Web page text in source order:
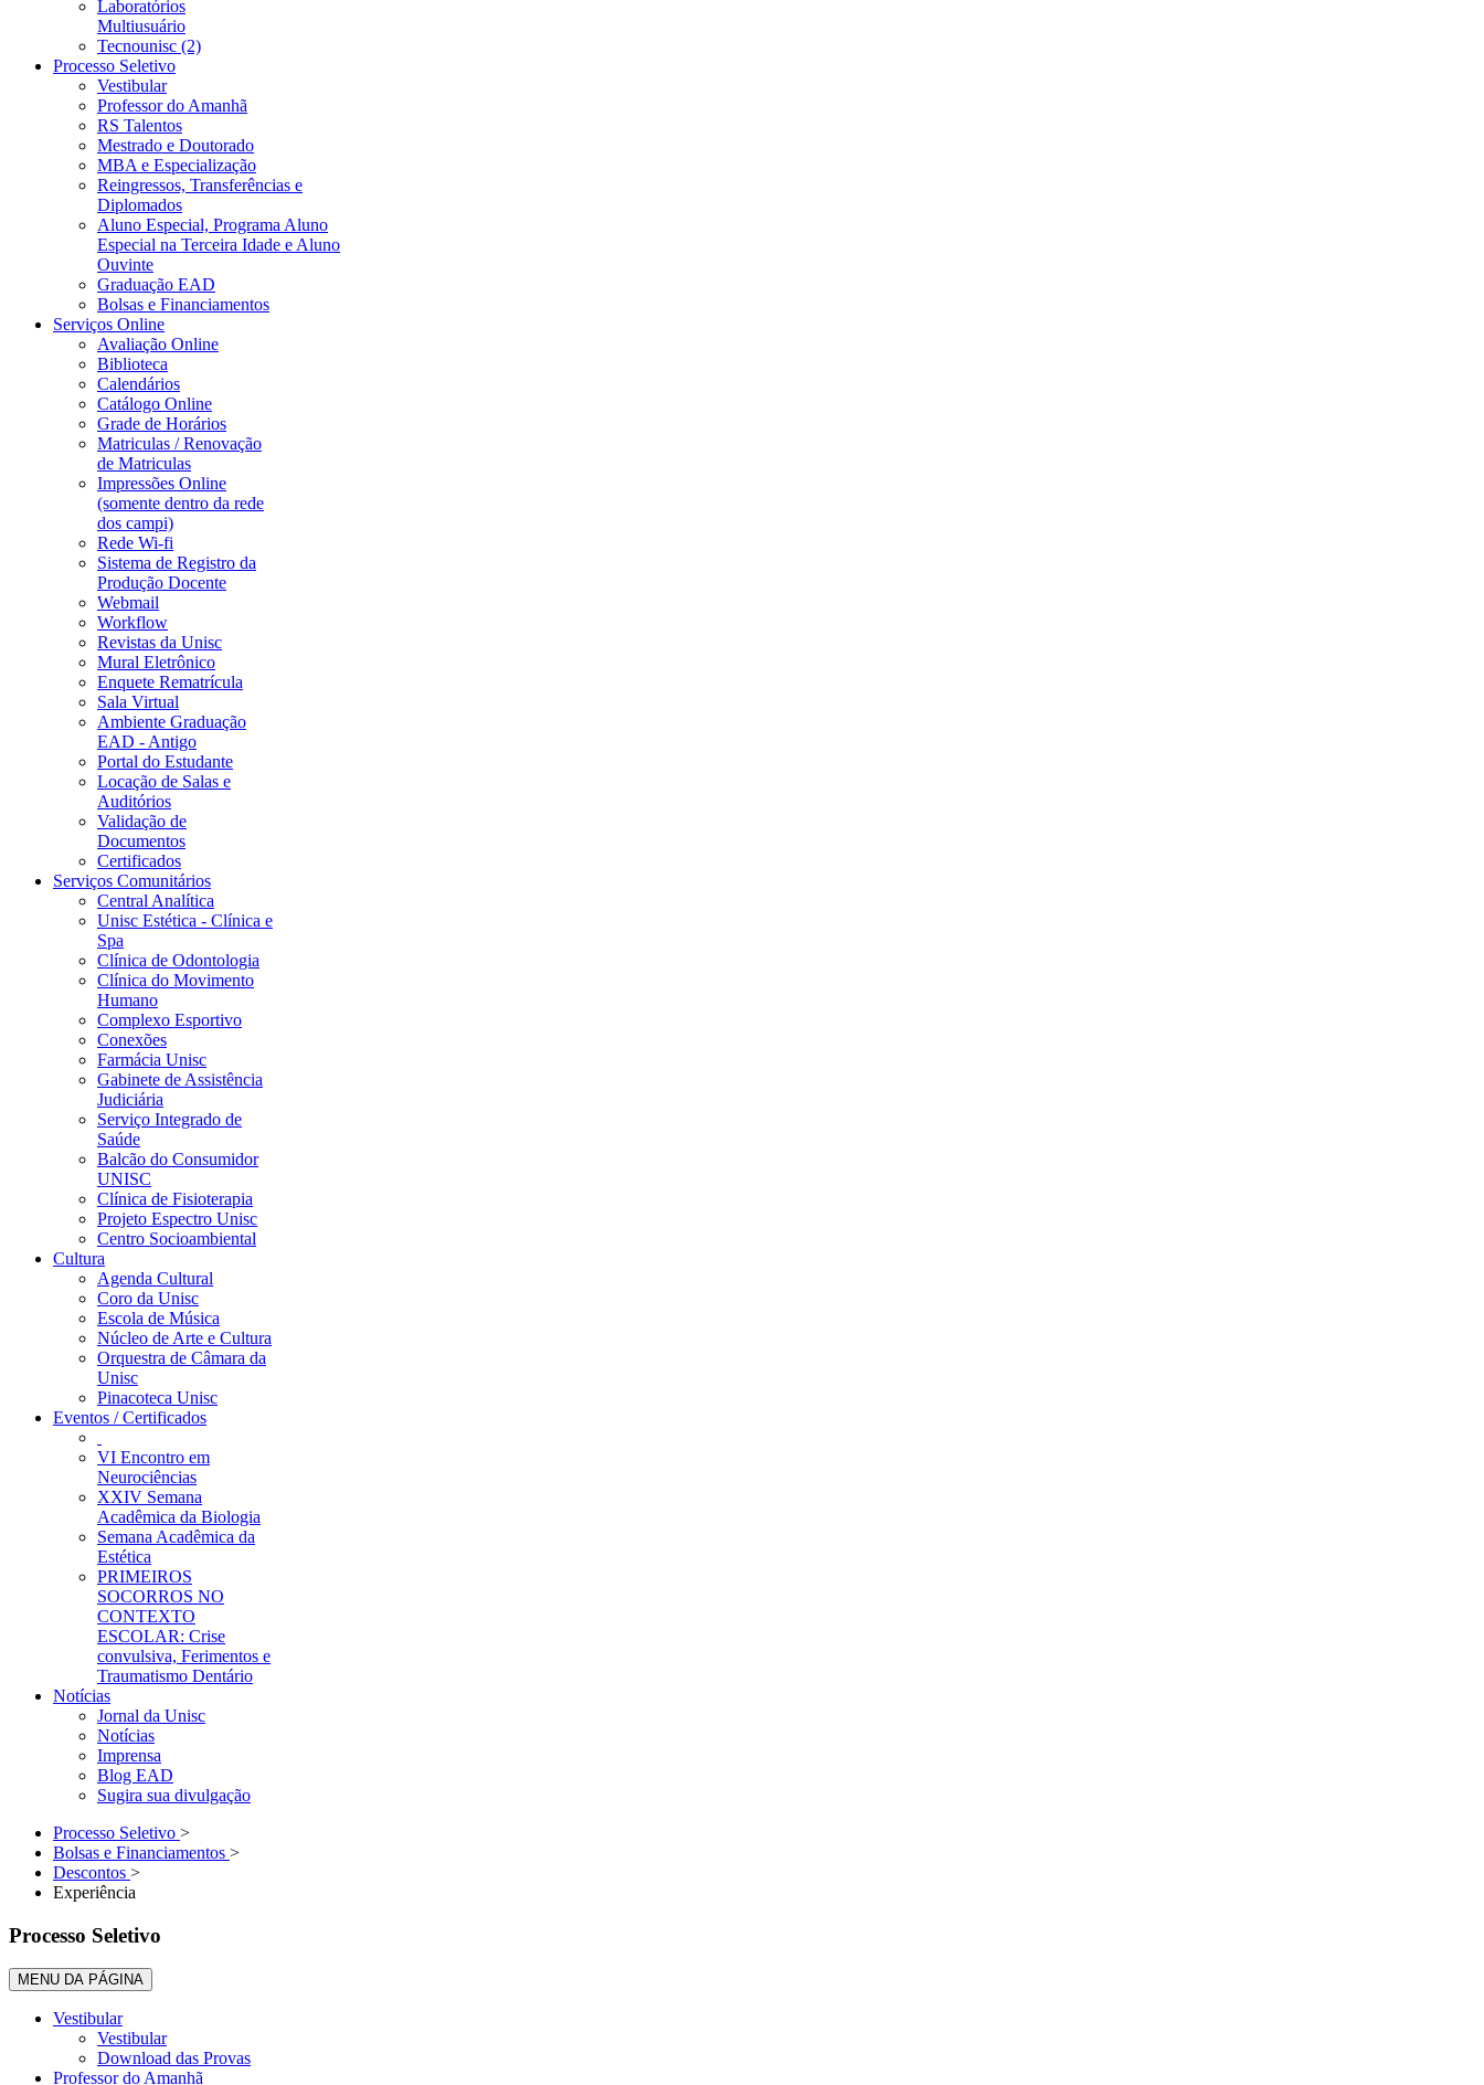
Laboratórios
Multiusuário
Tecnounisc (2)
Processo Seletivo
Vestibular
Professor do Amanhã
RS Talentos
Mestrado e Doutorado
MBA e Especialização
Reingressos, Transferências e
Diplomados
Aluno Especial, Programa Aluno
Especial na Terceira Idade e Aluno
Ouvinte
Graduação EAD
Bolsas e Financiamentos
Serviços Online
Avaliação Online
Biblioteca
Calendários
Catálogo Online
Grade de Horários
Matriculas / Renovação
de Matriculas
Impressões Online
(somente dentro da rede
dos campi)
Rede Wi-fi
Sistema de Registro da
Produção Docente
Webmail
Workflow
Revistas da Unisc
Mural Eletrônico
Enquete Rematrícula
Sala Virtual
Ambiente Graduação
EAD - Antigo
Portal do Estudante
Locação de Salas e
Auditórios
Validação de
Documentos
Certificados
Serviços Comunitários
Central Analítica
Unisc Estética - Clínica e
Spa
Clínica de Odontologia
Clínica do Movimento
Humano
Complexo Esportivo
Conexões
Farmácia Unisc
Gabinete de Assistência
Judiciária
Serviço Integrado de
Saúde
Balcão do Consumidor
UNISC
Clínica de Fisioterapia
Projeto Espectro Unisc
Centro Socioambiental
Cultura
Agenda Cultural
Coro da Unisc
Escola de Música
Núcleo de Arte e Cultura
Orquestra de Câmara da
Unisc
Pinacoteca Unisc
Eventos / Certificados
VI Encontro em
Neurociências
XXIV Semana
Acadêmica da Biologia
Semana Acadêmica da
Estética
PRIMEIROS
SOCORROS NO
CONTEXTO
ESCOLAR: Crise
convulsiva, Ferimentos e
Traumatismo Dentário
Notícias
Jornal da Unisc
Notícias
Imprensa
Blog EAD
Sugira sua divulgação
Processo Seletivo >
Bolsas e Financiamentos >
Descontos >
Experiência
Processo Seletivo
MENU DA PÁGINA
Vestibular
Vestibular
Download das Provas
Professor do Amanhã